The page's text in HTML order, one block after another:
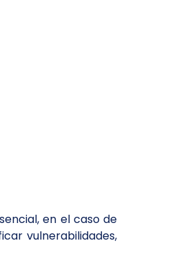
en el caso de
vulnerabilidades,